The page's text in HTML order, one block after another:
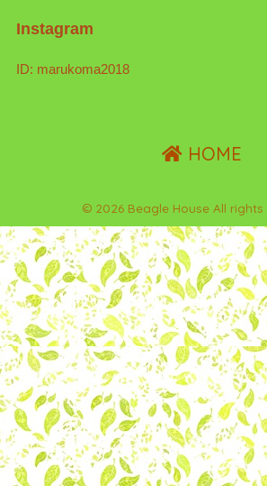
Instagram
ID: marukoma2018
HOME
© 2026 Beagle House All rights